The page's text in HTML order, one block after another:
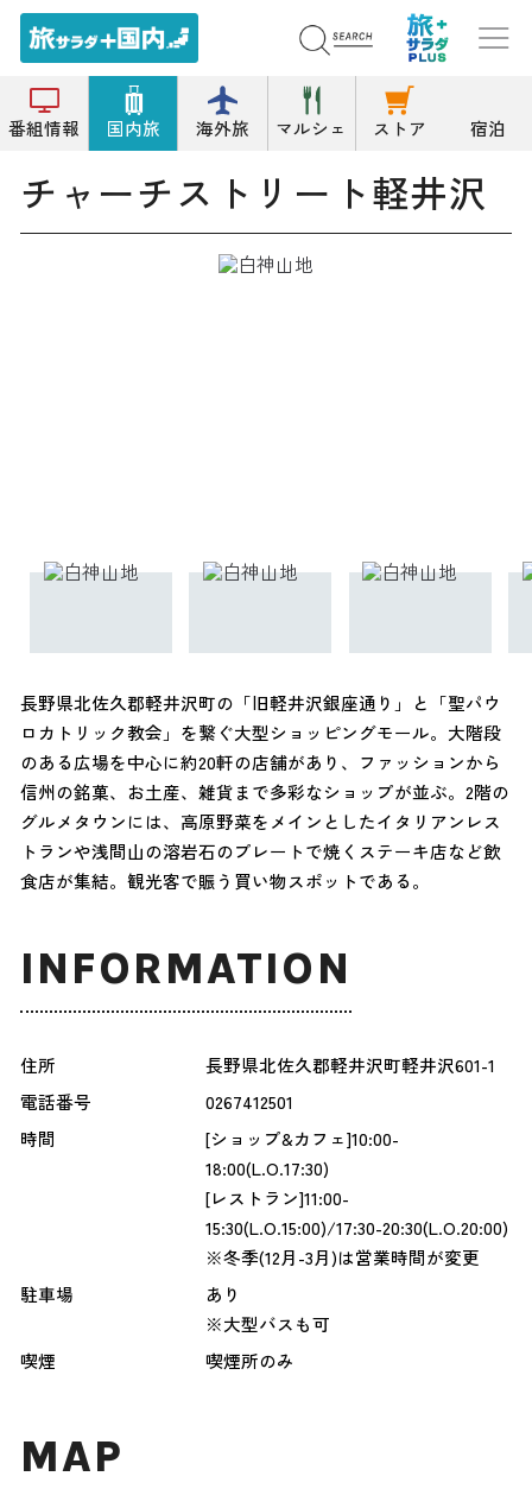
番組情報 国内旅 海外旅 マルシェ ストア 宿泊
トップ 複合施設/商業施設 チャーチストリート軽井沢
チャーチストリート軽井沢
長野県北佐久郡軽井沢町の「旧軽井沢銀座通り」と「聖パウ
ロカトリック教会」を繋ぐ大型ショッピングモール。大階段
のある広場を中心に約20軒の店舗があり、ファッションから
信州の銘菓、お土産、雑貨まで多彩なショップが並ぶ。2階の
グルメタウンには、高原野菜をメインとしたイタリアンレス
トランや浅間山の溶岩石のプレートで焼くステーキ店など飲
食店が集結。観光客で賑う買い物スポットである。
INFORMATION
住所
長野県北佐久郡軽井沢町軽井沢601-1
電話番号
0267412501
時間
[ショップ&カフェ]10:00-
18:00(L.O.17:30)
[レストラン]11:00-
15:30(L.O.15:00)/17:30-20:30(L.O.20:00)
※冬季(12月-3月)は営業時間が変更
駐車場
あり
※大型バスも可
喫煙
喫煙所のみ
MAP